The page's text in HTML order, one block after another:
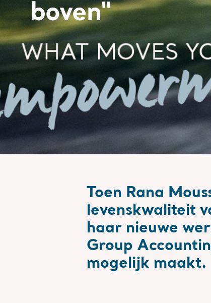
boven"
Toen Rana
levenskwaliteit
haar nieuwe
Group
mogelijk maakt.